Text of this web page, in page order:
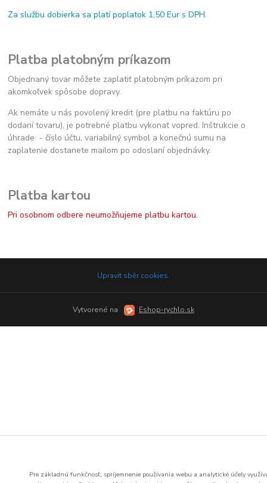
Za službu dobierka sa platí poplatok 1,50 Eur s DPH.
Platba platobným príkazom
Objednaný tovar môžete zaplatiť platobným príkazom pri
akomkoľvek spôsobe dopravy.
Ak nemáte u nás povolený kredit (pre platbu na faktúru po
dodaní tovaru), je potrebné platbu vykonať vopred. Inštrukcie o
úhrade - číslo účtu, variabilný symbol a konečnú sumu na
zaplatenie dostanete mailom po odoslaní objednávky.
Platba kartou
Pri osobnom odbere neumožňujeme platbu kartou.
Upravit sběr cookies.
Vytvorené na Eshop-rychlo.sk
Pre základnú funkčnosť, spríjemnenie používania webu a analytické účely